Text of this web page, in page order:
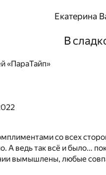
Екатерина
В
«ПараТайп»
со всех
А ведь так всё и было…
вымышлены, любые